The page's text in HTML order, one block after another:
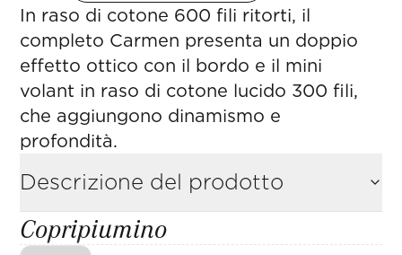
In raso di cotone 600 fili ritorti, il
completo Carmen presenta un doppio
effetto ottico con il bordo e il mini
volant in raso di cotone lucido 300 fili,
che aggiungono dinamismo e
profondità.
Descrizione del prodotto
Copripiumino